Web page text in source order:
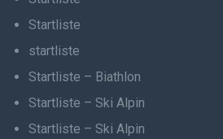
Startliste
startliste
Startliste – Biathlon
Startliste – Ski Alpin
Startliste – Ski Alpin